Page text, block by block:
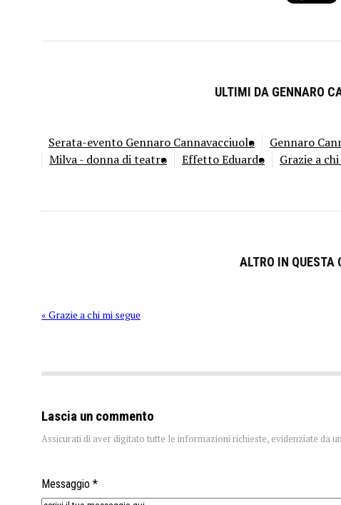
ULTIMI DA GENNARO
Serata-evento Gennaro Cannavacciuolo
Gennaro
Milva - donna di teatro
Effetto Eduardo Grazie a
ALTRO IN QUESTA
« Grazie a chi mi segue
Lascia un commento
Assicurati di aver digitato tutte le informazioni richieste, evidenziate da
Messaggio *